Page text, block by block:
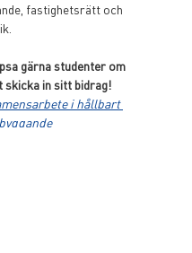
fastighetsrätt och
gärna studenter om
skicka in sitt bidrag!
i hållbart